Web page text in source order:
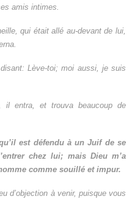
amis intimes.
qui était allé au-devant de lui,
Lève-toi; moi aussi, je suis
il entra, et trouva beaucoup de
est défendu à un Juif de se
chez lui; mais Dieu m’a
comme souillé et impur.
d’objection à venir, puisque vous